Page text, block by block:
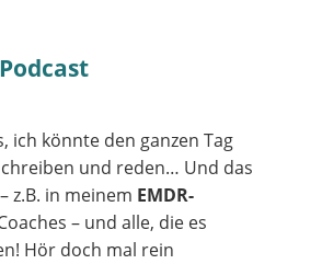
ich könnte den ganzen Tag
und reden… Und das
z.B. in meinem EMDR-
– und alle, die es
Hör doch mal rein